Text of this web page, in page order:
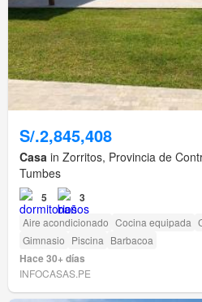
S/.2,845,408
Casa in Zorritos, Provincia de
Tumbes
5 3
Aire acondicionado Cocina equipada
Gimnasio Piscina Barbacoa
Hace 30+ días
INFOCASAS.PE